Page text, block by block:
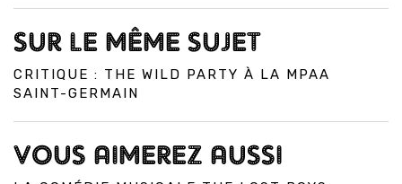
SUR LE MÊME SUJET
CRITIQUE : THE WILD PARTY À LA MPAA
SAINT-GERMAIN
VOUS AIMEREZ AUSSI